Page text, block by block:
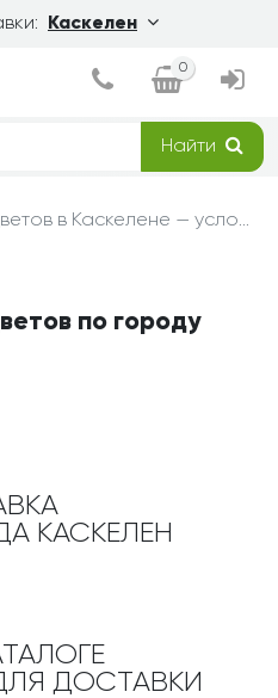
Каскелен
0
Найти
Доставка цветов в Каскелене — условия, сроки и стоимость | Grand-Flora
по городу
КАСКЕЛЕН
ДОСТАВКИ